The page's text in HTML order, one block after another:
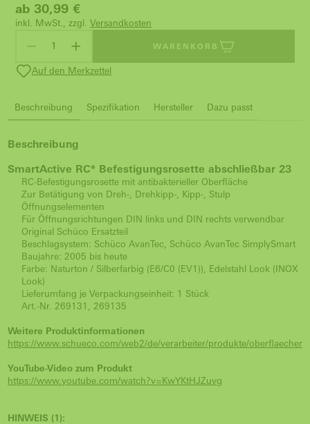
ab 30,99 €
inkl. MwSt., zzgl. Versandkosten
WARENKORB
Auf den Merkzettel
Beschreibung Spezifikation Hersteller Dazu passt
Beschreibung
SmartActive RC* Befestigungsrosette abschließbar 23
RC-Befestigungsrosette mit antibakterieller Oberfläche
Zur Betätigung von Dreh-, Drehkipp-, Kipp-, Stulp
Öffnungselementen
Für Öffnungsrichtungen DIN links und DIN rechts verwendbar
Original Schüco Ersatzteil
Beschlagsystem: Schüco AvanTec, Schüco AvanTec SimplySmart
Baujahre: 2005 bis heute
Farbe: Naturton / Silberfarbig (E6/C0 (EV1)), Edelstahl Look (INOX
Look)
Lieferumfang je Verpackungseinheit: 1 Stück
Art.-Nr. 269131, 269135
Weitere Produktinformationen
https://www.schueco.com/web2/de/verarbeiter/produkte/
YouTube-Video zum Produkt
https://www.youtube.com/watch?v=KwYKtHJZuvg
HINWEIS (1):